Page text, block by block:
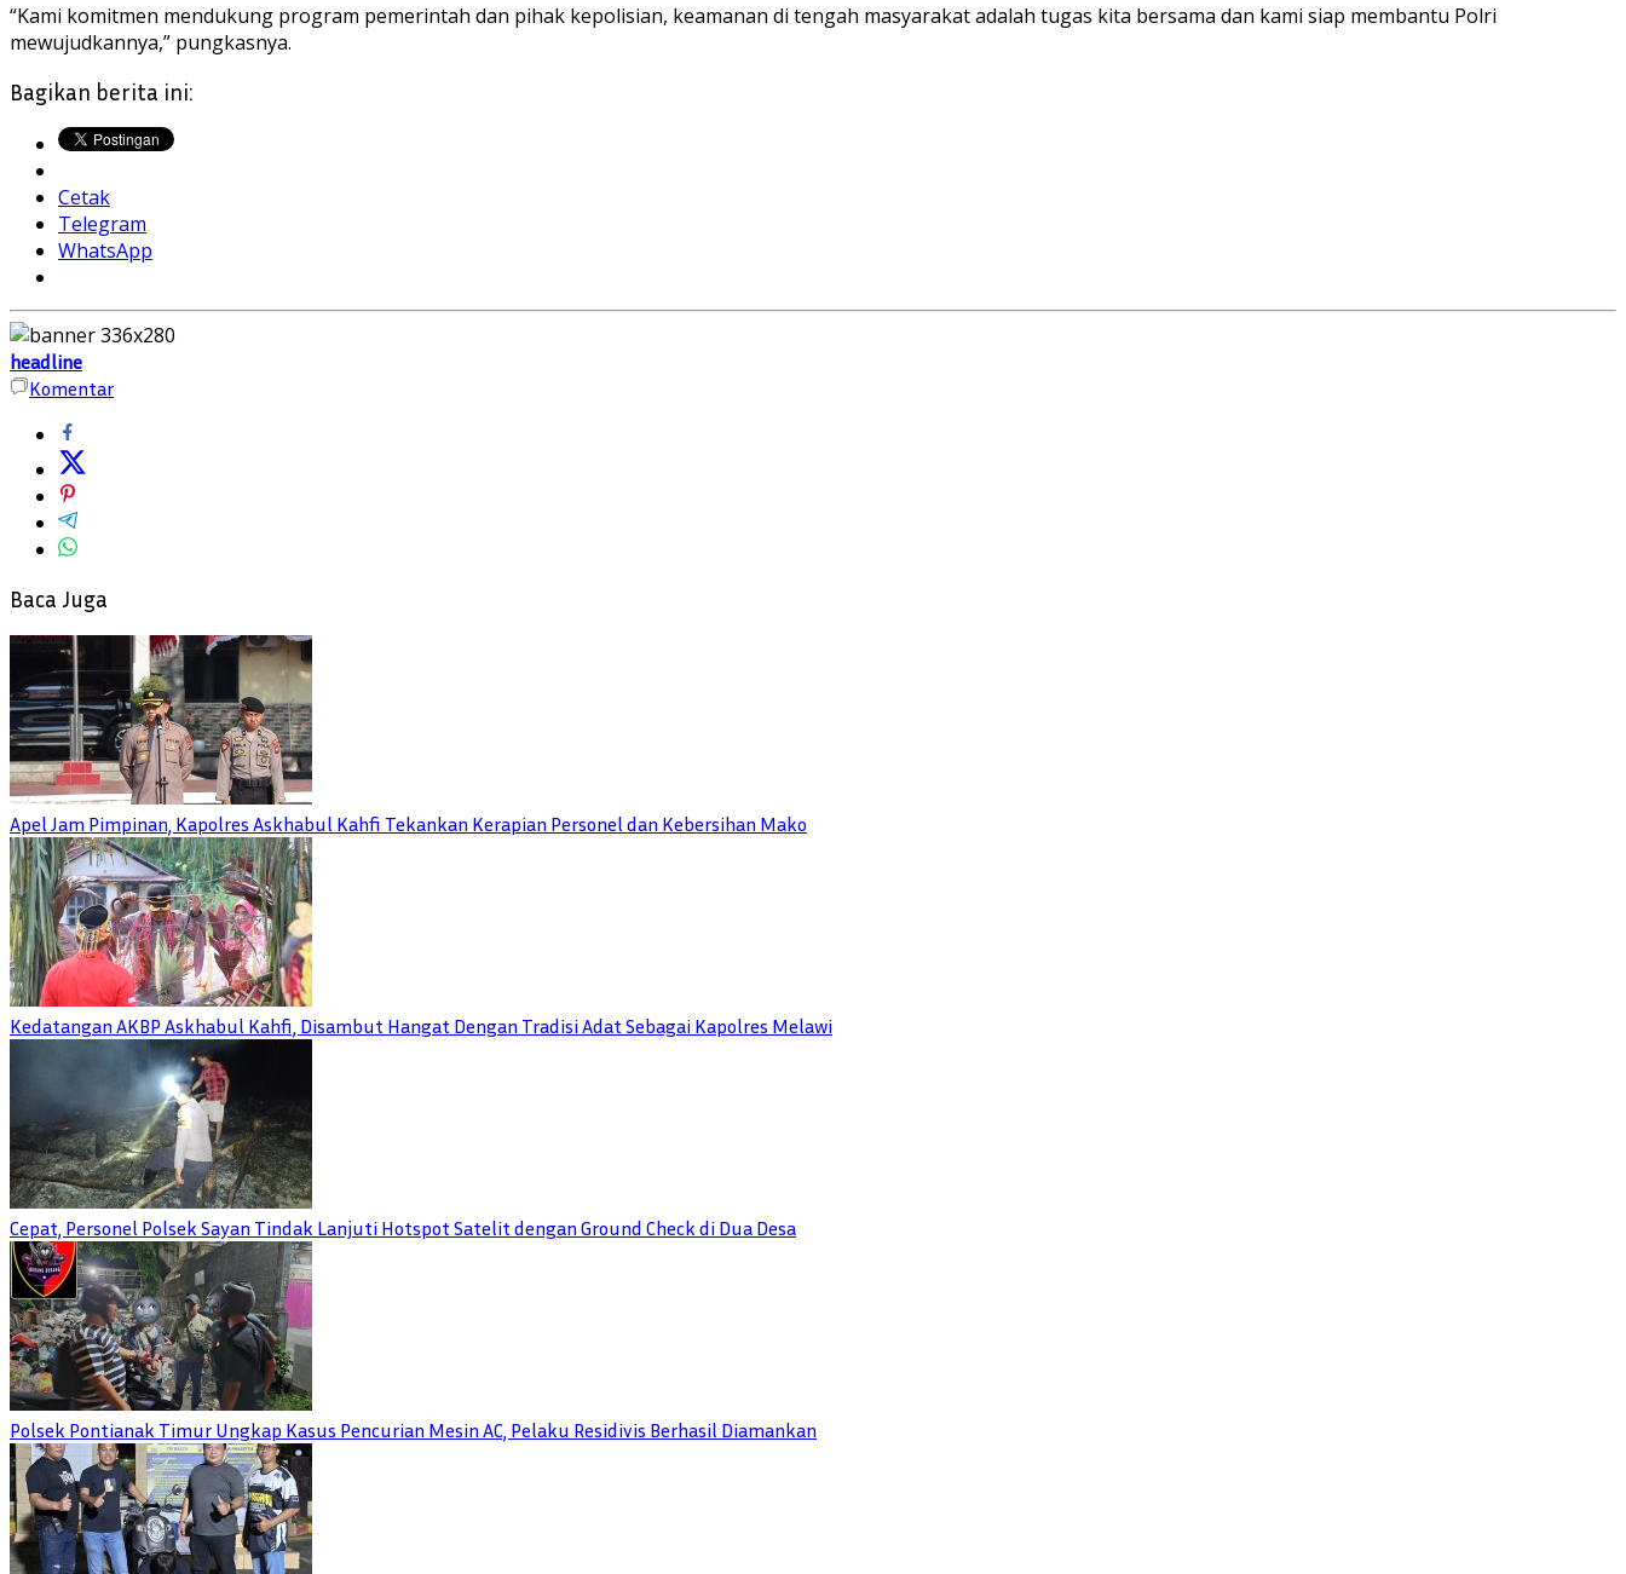
“Kami komitmen mendukung program pemerintah dan pihak kepolisian, keamanan di tengah masyarakat adalah tugas kita bersama dan kami siap membantu Polri
mewujudkannya,” pungkasnya.
Bagikan berita ini:
Cetak
Telegram
WhatsApp
headline
Komentar
Baca Juga
Apel Jam Pimpinan, Kapolres Askhabul Kahfi Tekankan Kerapian Personel dan Kebersihan Mako
Kedatangan AKBP Askhabul Kahfi, Disambut Hangat Dengan Tradisi Adat Sebagai Kapolres Melawi
Cepat, Personel Polsek Sayan Tindak Lanjuti Hotspot Satelit dengan Ground Check di Dua Desa
Polsek Pontianak Timur Ungkap Kasus Pencurian Mesin AC, Pelaku Residivis Berhasil Diamankan